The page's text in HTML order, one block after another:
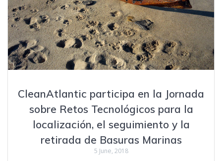
CleanAtlantic participa en la Jornada
sobre Retos Tecnológicos para la
localización, el seguimiento y la
retirada de Basuras Marinas
5 June, 2018